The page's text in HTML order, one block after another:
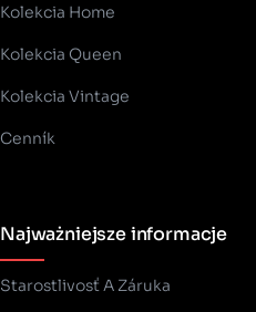
Kolekcia Home
Kolekcia Queen
Kolekcia Vintage
Cenník
Najważniejsze informacje
Starostlivosť A Záruka